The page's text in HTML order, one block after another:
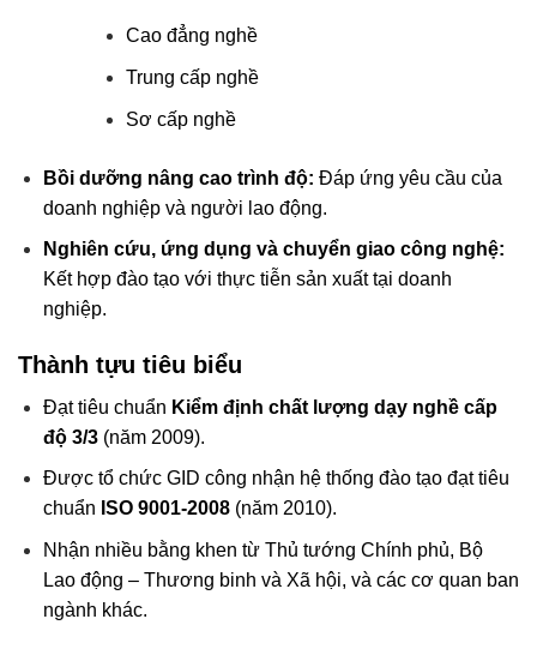
Cao đẳng nghề
Trung cấp nghề
Sơ cấp nghề
Bồi dưỡng nâng cao trình độ: Đáp ứng yêu cầu của
doanh nghiệp và người lao động.
Nghiên cứu, ứng dụng và chuyển giao công nghệ:
Kết hợp đào tạo với thực tiễn sản xuất tại doanh
nghiệp.
Thành tựu tiêu biểu
Đạt tiêu chuẩn Kiểm định chất lượng dạy nghề cấp
độ 3/3(năm 2009).
Được tổ chức GID công nhận hệ thống đào tạo đạt tiêu
chuẩn ISO 9001-2008(năm 2010).
Nhận nhiều bằng khen từ Thủ tướng Chính phủ, Bộ
Lao động – Thương binh và Xã hội, và các cơ quan ban
ngành khác.